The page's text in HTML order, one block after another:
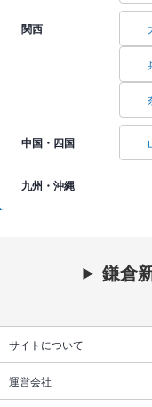
関西
中国・四国
九州・沖縄
鎌倉
サイトについて
運営会社